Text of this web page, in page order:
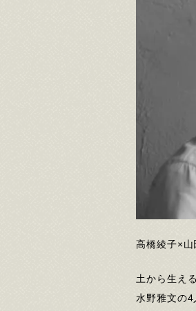
⾼橋綾⼦×
土から生え
水野雅文の4